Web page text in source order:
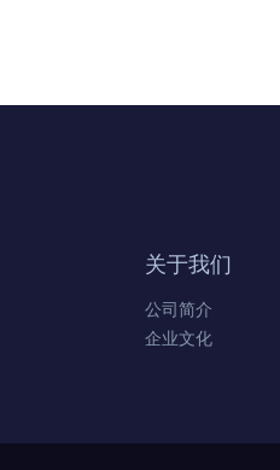
关于我们
公司简介
企业文化